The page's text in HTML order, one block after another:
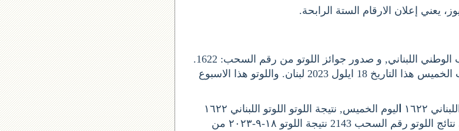
يعني إعلان الارقام الستة الرابحة.
يصدر السحب عن شركة اليانصيب الوطني اللبناني, و صدور جوائز اللوتو من رقم السحب: 1622.
وكما جوائز سحب زيد 1622 سحب الخميس هذا التاريخ 18 ايلول 2023 لبنان. واللوتو هذا الاسبوع
١٦٢٢
ليوم الخميس, نتيجة اللوتو اللوتو اللبناني ١٦٢٢
نتائج آخر سحب في اللوتو اللبناني نتائج اللوتو رقم السحب 2143 نتيجة اللوتو ١٨-٩-٢٠٢٣ من